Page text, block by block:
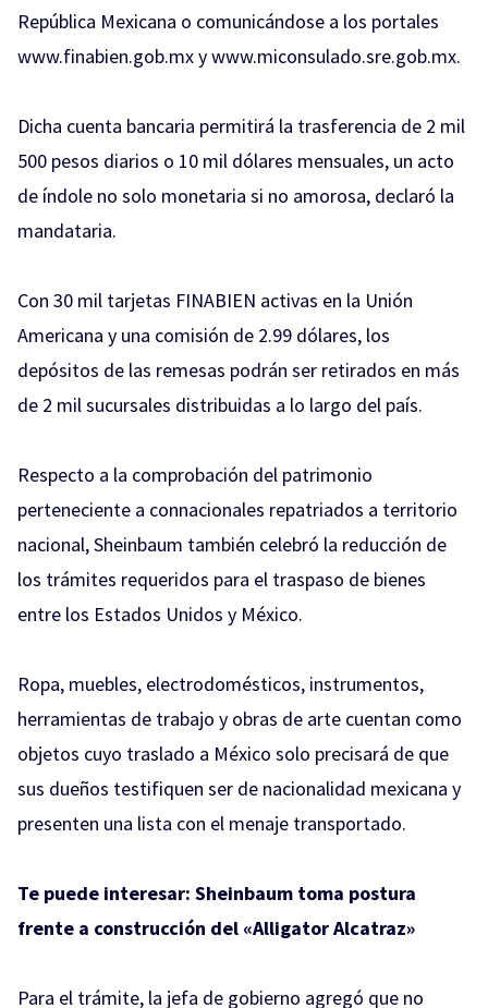
República Mexicana o comunicándose a los portales
www.finabien.gob.mx y www.miconsulado.sre.gob.mx.
Dicha cuenta bancaria permitirá la trasferencia de 2 mil
500 pesos diarios o 10 mil dólares mensuales, un acto
de índole no solo monetaria si no amorosa, declaró la
mandataria.
Con 30 mil tarjetas FINABIEN activas en la Unión
Americana y una comisión de 2.99 dólares, los
depósitos de las remesas podrán ser retirados en más
de 2 mil sucursales distribuidas a lo largo del país.
Respecto a la comprobación del patrimonio
perteneciente a connacionales repatriados a territorio
nacional, Sheinbaum también celebró la reducción de
los trámites requeridos para el traspaso de bienes
entre los Estados Unidos y México.
Ropa, muebles, electrodomésticos, instrumentos,
herramientas de trabajo y obras de arte cuentan como
objetos cuyo traslado a México solo precisará de que
sus dueños testifiquen ser de nacionalidad mexicana y
presenten una lista con el menaje transportado.
Te puede interesar: Sheinbaum toma postura
frente a construcción del «Alligator Alcatraz»
Para el trámite, la jefa de gobierno agregó que no